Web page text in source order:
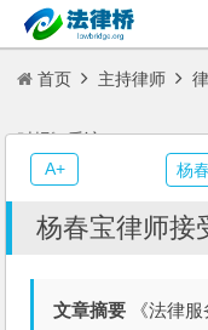
首页 主持律师
时报》采访
杨春宝律师接
文章摘要 《法律
杨
A+